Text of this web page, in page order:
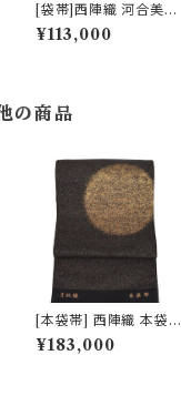
[袋帯]西陣織 河合美術
織物 謹製 唐織り 能寿
新小葵唐花丸文(白銀
留袖 七五三 入学 卒業
初釜
¥113,000
の商品
[本袋帯] 西陣織 本袋帯
おび工房たなか 謹製
夜空の月文様 砂子金帯
¥183,000